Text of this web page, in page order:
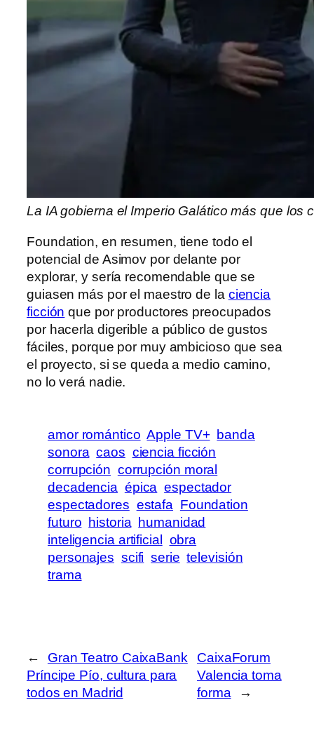
La IA gobierna el Imperio Galático más que los
Foundation, en resumen, tiene todo el
potencial de Asimov por delante por
explorar, y sería recomendable que se
guiasen más por el maestro de la ciencia
ficción que por productores preocupados
por hacerla digerible a público de gustos
fáciles, porque por muy ambicioso que sea
el proyecto, si se queda a medio camino,
no lo verá nadie.
amor romántico Apple TV+ banda
sonora caos ciencia ficción
corrupción corrupción moral
decadencia épica espectador
espectadores estafa Foundation
futuro historia humanidad
inteligencia artificial obra
personajes scifi serie televisión
trama
←
Gran Teatro CaixaBank
Príncipe Pío, cultura para
todos en Madrid
CaixaForum
Valencia toma
forma
→